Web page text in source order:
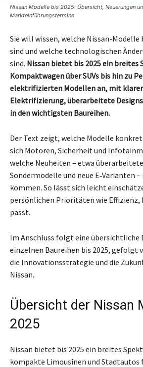
Nissan Modelle bis 2025: Übersicht, Neuerungen
Markteinführungstermine
Sie will wissen, welche Nissan-Modelle
sind und welche technologischen
sind. Nissan bietet bis 2025 ein breites
Kompaktwagen über SUVs bis hin zu
elektrifizierten Modellen an, mit
Elektrifizierung, überarbeitete
in den wichtigsten Baureihen.
Der Text zeigt, welche Modelle
sich Motoren, Sicherheit und
welche Neuheiten – etwa
Sondermodelle und neue E‑Varianten
kommen. So lässt sich leicht
persönlichen Prioritäten wie Effizienz,
passt.
Im Anschluss folgt eine übersichtliche
einzelnen Baureihen bis 2025, gefolgt
die Innovationsstrategie und die
Nissan.
Übersicht der Nissan
2025
Nissan bietet bis 2025 ein breites
kompakte Limousinen und Stadtautos